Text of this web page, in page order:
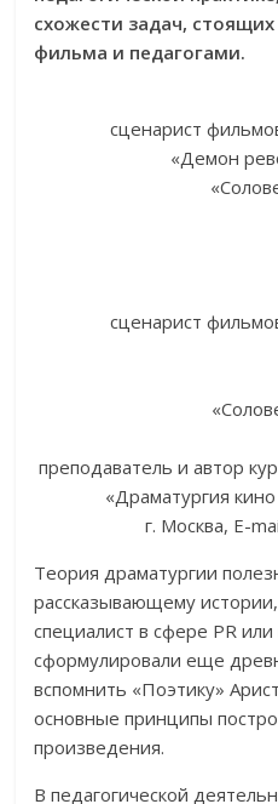
схожести задач,
фильма и педагогами.
сценарист
«Демон
сценарист
преподаватель и автор
«Драматургия
г. Москва, E-
Теория драматургии
рассказывающему
специалист в сфере PR
сформулировали еще
вспомнить «Поэтику»
основные принципы
произведения.
В педагогической